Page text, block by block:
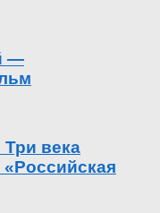
—
Три века